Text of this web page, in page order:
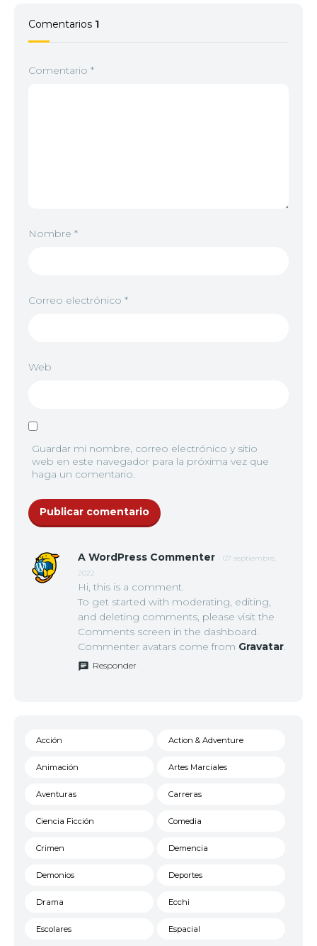
Comentarios 1
Comentario *
Nombre *
Correo electrónico *
Web
Guardar mi nombre, correo electrónico y sitio
web en este navegador para la próxima vez que
haga un comentario.
A WordPress Commenter - 07 septiembre,
2022
Hi, this is a comment.
To get started with moderating, editing,
and deleting comments, please visit the
Comments screen in the dashboard.
Commenter avatars come from Gravatar.
Responder
Acción Action & Adventure
Animación Artes Marciales
Aventuras Carreras
Ciencia Ficción Comedia
Crimen Demencia
Demonios Deportes
Drama Ecchi
Escolares Espacial